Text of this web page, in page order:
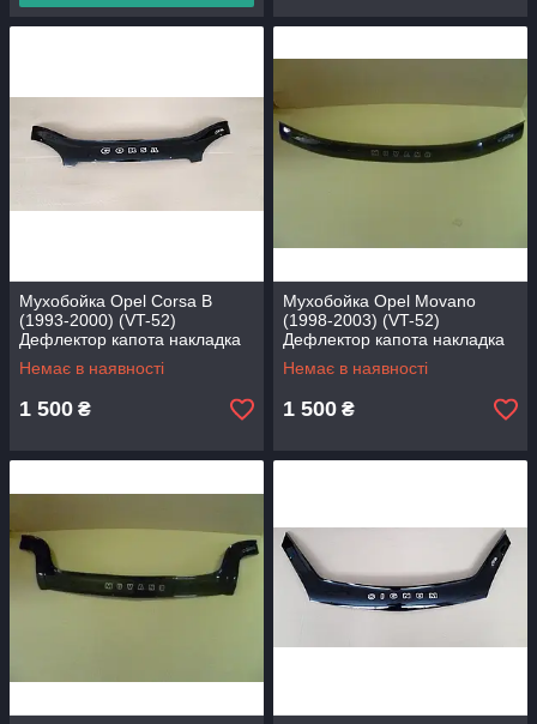
Мухобойка Opel Corsa B
(1993-2000) (VT-52)
Дефлектор капота накладка
Немає в наявності
1 500 ₴
Мухобойка Opel Movano
(1998-2003) (VT-52)
Дефлектор капота накладка
Немає в наявності
1 500 ₴